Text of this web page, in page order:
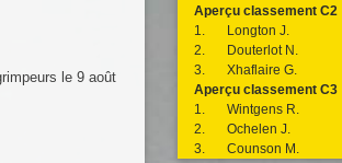
le 9 août
Aperçu classement C2
1.
Longton J.
2.
Douterlot N.
3.
Xhaflaire G.
Aperçu classement C3
1.
Wintgens R.
2.
Ochelen J.
3.
Counson M.